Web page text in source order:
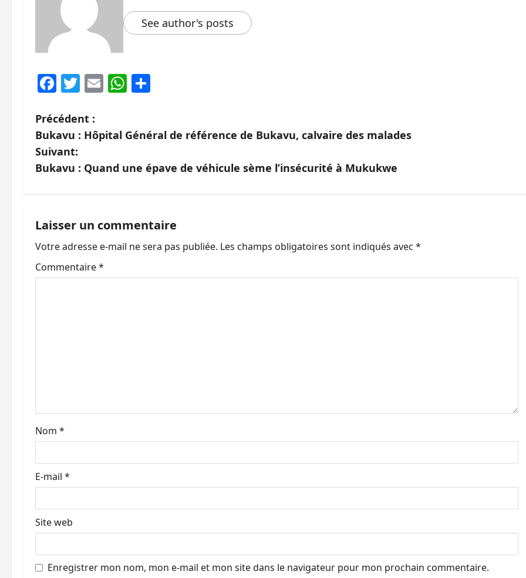
See author's posts
Facebook
Twitter
EmailWhatsApp
N
a
v
g
a
t
a
r
t
i
c
l
e
Précédent :
Bukavu : Hôpital Général de référence de Bukavu, calvaire des malades
Suivant:
Bukavu : Quand une épave de véhicule sème l’insécurité à Mukukwe
Laisser un commentaire
Votre adresse e-mail ne sera pas publiée. Les champs obligatoires sont indiqués avec *
Commentaire*
Nom *
E-mail *
Site web
Enregistrer mon nom, mon e-mail et mon site dans le navigateur pour mon prochain commentaire.